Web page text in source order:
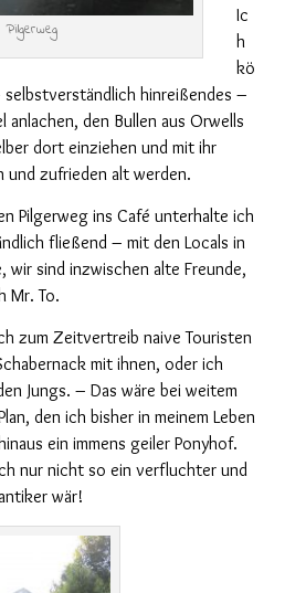
Pilgerweg
Ic
h
kö
hinreißendes –
anlachen, den Bullen aus Orwells
dort einziehen und mit ihr
und zufrieden alt werden.
Pilgerweg ins Café unterhalte ich
fließend – mit den Locals in
wir sind inzwischen alte Freunde,
Mr. To.
zum Zeitvertreib naive Touristen
mit ihnen, oder ich
Jungs. – Das wäre bei weitem
den ich bisher in meinem Leben
ein immens geiler Ponyhof.
nur nicht so ein verfluchter und
wär!